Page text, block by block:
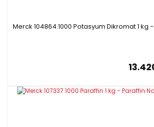
Merck 104864.1000 Potasyum Dikromat 1